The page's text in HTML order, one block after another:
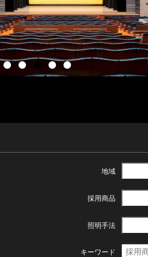
地域
採用商品
照明手法
キーワード